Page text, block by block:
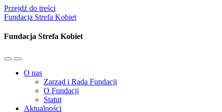
Przejdź do treści
Fundacja Strefa Kobiet
Fundacja Strefa Kobiet
Przełącz
mobilne
Przełącz
pole
wyszukiwania
O nas
Zarząd i Rada Fundacji
O Fundacji
Statut
Aktualności